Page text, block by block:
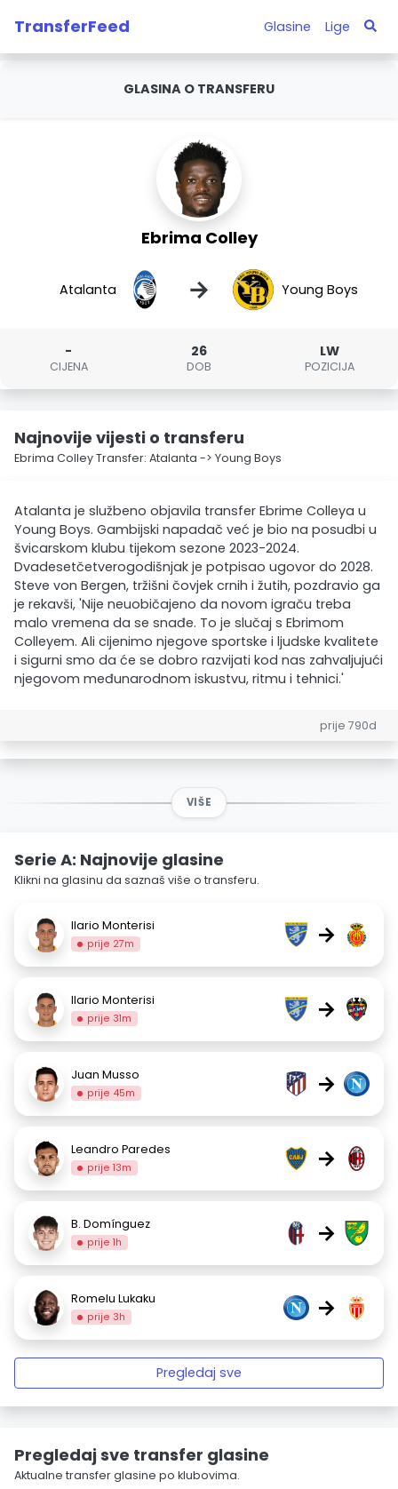
TransferFeed Glasine Lige
GLASINA O TRANSFERU
Ebrima Colley
Atalanta → Young Boys
-
CIJENA
26
DOB
LW
POZICIJA
Najnovije vijesti o transferu
Ebrima Colley Transfer: Atalanta -> Young Boys
Atalanta je službeno objavila transfer Ebrime Colleya u
Young Boys. Gambijski napadač već je bio na posudbi u
švicarskom klubu tijekom sezone 2023-2024.
Dvadesetčetverogodišnjak je potpisao ugovor do 2028.
Steve von Bergen, tržišni čovjek crnih i žutih, pozdravio ga
je rekavši, 'Nije neuobičajeno da novom igraču treba
malo vremena da se snađe. To je slučaj s Ebrimom
Colleyem. Ali cijenimo njegove sportske i ljudske kvalitete
i sigurni smo da će se dobro razvijati kod nas zahvaljujući
njegovom međunarodnom iskustvu, ritmu i tehnici.'
prije 790d
VIŠE
Serie A: Najnovije glasine
Klikni na glasinu da saznaš više o transferu.
Ilario Monterisi
prije 27m →
Ilario Monterisi
prije 31m →
Juan Musso
prije 45m →
Leandro Paredes
prije 13m →
B. Domínguez
prije 1h →
Romelu Lukaku
prije 3h →
Pregledaj sve
Pregledaj sve transfer glasine
Aktualne transfer glasine po klubovima.